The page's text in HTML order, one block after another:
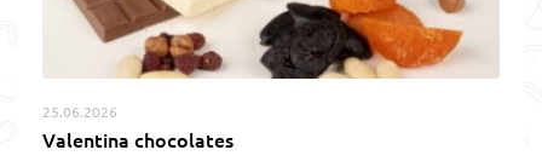
25.06.2026
Valentina chocolates